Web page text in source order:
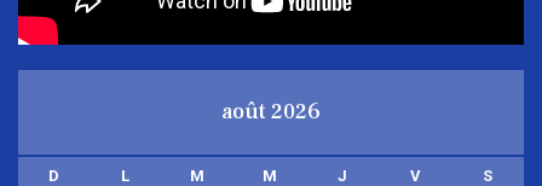
août 2026
D L M M J V S